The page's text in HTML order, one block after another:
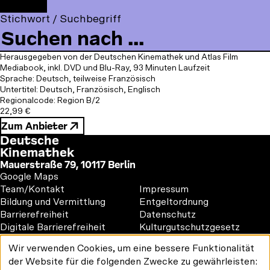
t
o
m
m
e
n
u
o
l
l
o
w
u
s
o
n
:
a
c
e
b
o
o
k
o
u
T
u
b
e
n
s
t
a
g
r
a
m
Stichwort / Suchbegriff
dem Centre National du Cinéma et de l’image
animée restauriert.
Deutschland 1931, Regie: Georg Wilhelm Pabst
Herausgegeben von der Deutschen Kinemathek und Atlas Film
Mediabook, inkl. DVD und Blu-Ray, 93 Minuten Laufzeit
Sprache: Deutsch, teilweise Französisch
Untertitel: Deutsch, Französisch, Englisch
Regionalcode: Region B/2
22,99 €
Zum Anbieter
Deutsche
Kinemathek
Mauerstraße 79, 10117 Berlin
Google Maps
Footer
1
Team/Kontakt
Bildung und Vermittlung
Barrierefreiheit
Digitale Barrierefreiheit
Vermietung
Footer
2
Impressum
Entgeltordnung
Datenschutz
Kulturgutschutzgesetz
#kinemathek
Follow
Verwendung
personenbezogener
Wir verwenden Cookies, um eine bessere Funktionalität
der Website für die folgenden Zwecke zu gewährleisten: